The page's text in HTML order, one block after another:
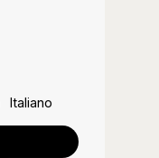
Italiano